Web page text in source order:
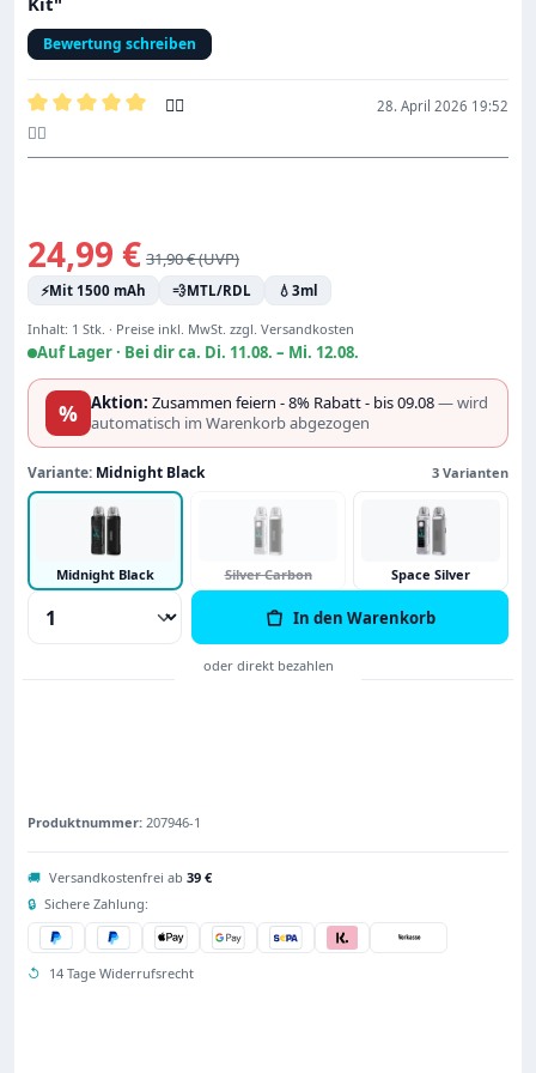
Bewertung schreiben
28. April 2026 19:52
Bewertung mit 5 von 5 Sternen
👍🏻
👍🏻
Verkaufspreis:
24,99 € Regulärer Preis:
31,90 €
⚡Mit 1500 mAh 💨MTL/RDL 💧 3ml
Inhalt: 1 Stk. · Preise inkl. MwSt. zzgl. Versandkosten
Auf Lager · Bei dir ca. Di. 11.08. – Mi. 12.08.
% Aktion: Zusammen feiern - 8% Rabatt - bis 09.08— wird
automatisch im Warenkorb abgezogen
Variante: Midnight Black 3 Varianten
Midnight Black Silver Carbon Space Silver
Produkt Anzahl: Gib den gewünschten
In den Warenkorb
Produktnummer: 207946-1
🚚 Versandkostenfrei ab 39 €
🔒 Sichere Zahlung:
↺ 14 Tage Widerrufsrecht